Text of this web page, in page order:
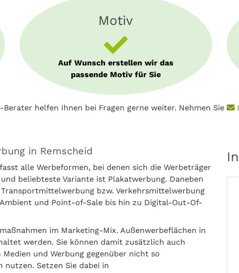
Motiv
Auf Wunsch erstellen wir das
passende Motiv für Sie
Berater helfen Ihnen bei Fragen gerne weiter. Nehmen Sie
in Remscheid
alle Werbeformen, bei denen sich die Werbeträger
beliebteste Variante ist Plakatwerbung. Daneben
bzw. Verkehrsmittelwerbung
und Point-of-Sale bis hin zu Digital-Out-Of-
im Marketing-Mix. Außenwerbeflächen in
werden. Sie können damit zusätzlich auch
und Werbung gegenüber nicht so
nutzen. Setzen Sie dabei in